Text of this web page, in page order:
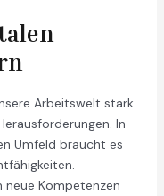
Arbeitswelt stark
In
Umfeld braucht es
neue Kompetenzen